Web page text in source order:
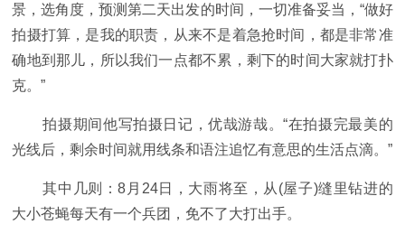
景，选角度，预测第二天出发的时间，一切准备妥当，“做好
拍摄打算，是我的职责，从来不是着急抢时间，都是非常准
确地到那儿，所以我们一点都不累，剩下的时间大家就打扑
克。”
拍摄期间他写拍摄日记，优哉游哉。“在拍摄完最美的
光线后，剩余时间就用线条和语注追忆有意思的生活点滴。”
其中几则：8月24日，大雨将至，从(屋子)缝里钻进的
大小苍蝇每天有一个兵团，免不了大打出手。